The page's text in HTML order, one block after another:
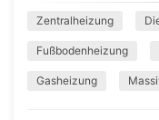
Zentralheizung
Fußbodenheizung
Gasheizung